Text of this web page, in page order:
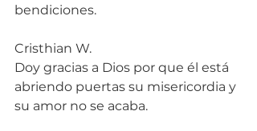
bendiciones.
Cristhian W.
Doy gracias a Dios por que él está
abriendo puertas su misericordia y
su amor no se acaba.